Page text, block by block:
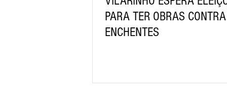
PARA TER OBRAS CONTRA
ENCHENTES